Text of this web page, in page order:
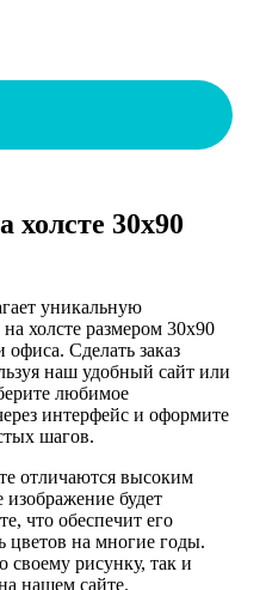
холсте 30х90
уникальную
на холсте размером 30х90
Сделать заказ
наш удобный сайт или
любимое
интерфейс и оформите
шагов.
отличаются высоким
будет
что обеспечит его
цветов на многие годы.
своему рисунку, так и
нашем сайте.